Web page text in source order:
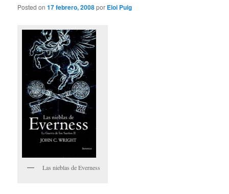
Posted on17 febrero, 2008por Eloi Puig
Las nieblas de Everness